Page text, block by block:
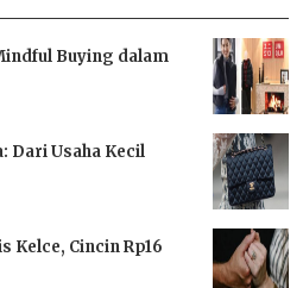
Buying dalam
Dari Usaha Kecil
Kelce, Cincin Rp16